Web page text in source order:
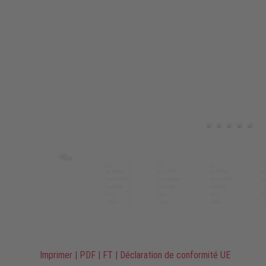
Imprimer | PDF | FT | Déclaration de conformité UE